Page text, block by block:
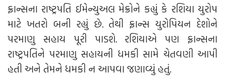
ફ્રાન્સના રાષ્ટ્રપતિ ઈમેન્યુઅલ મેક્રોને કહ્યું કે રશિયા યુરોપ
માટે ખતરો બની રહ્યું છે. તેથી ફ્રાન્સ યુરોપિયન દેશોને
પરમાણુ સહાય પૂરી પાડશે. રશિયાએ પણ ફ્રાન્સના
રાષ્ટ્રપતિને પરમાણુ સહાયની ધમકી સામે ચેતવણી આપી
હતી અને તેમને ધમકી ન આપવા જણાવ્યું હતું.